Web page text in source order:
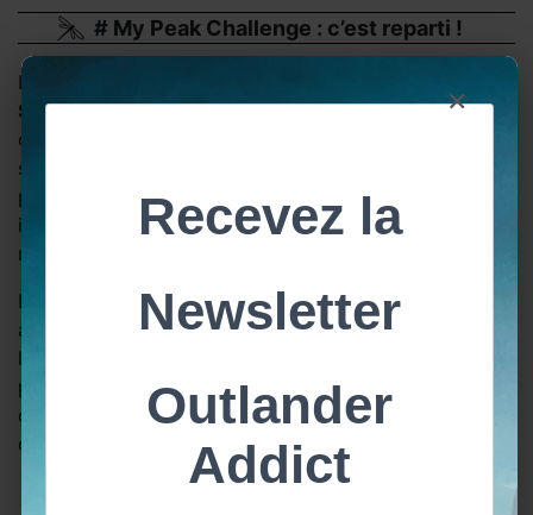
# My Peak Challenge : c’est reparti !
Le programme My Peak Challenge a été fondé par
Sam Heughanen 2015. Il s’agit d’un programme
complet de bien-être pour le corps, comprenant des
séances d’entraînement, de yoga, de nutrition et de
pleine conscience. Il existe une communauté
internationale de Peakers qui aide à maintenir sa
motivation !
En adhérant au programme, votre cotisation contribue
à financer diverses causes, notamment la lutte contre
la faim, la recherche sur le cancer du sang, les soins
palliatifs et la protection de l’environnement. D’ailleurs
cette année, MPC soutient une association pour la
conservation des océans « Ocean Conservacy ».
×